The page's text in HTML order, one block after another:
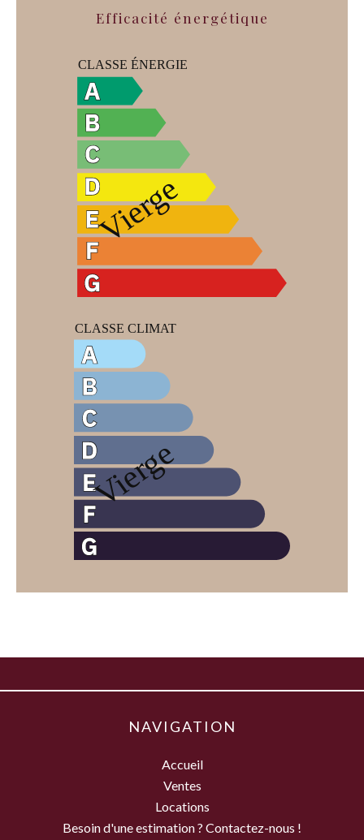
Efficacité énergétique
NAVIGATION
Accueil
Ventes
Locations
Besoin d'une estimation ? Contactez-nous !